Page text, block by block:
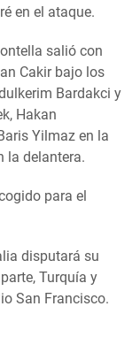
en el ataque.
salió con
Cakir bajo los
Bardakci y
Hakan
Yilmaz en la
la delantera.
para el
disputará su
Turquía y
San Francisco.